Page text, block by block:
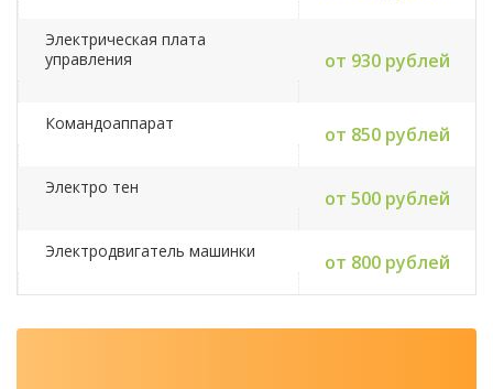
Электрическая плата
управления
от 930 рублей
Командоаппарат от 850 рублей
Электро тен от 500 рублей
Электродвигатель машинки от 800 рублей